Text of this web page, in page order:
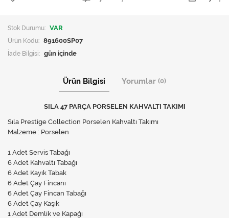
Stok Durumu: VAR
Ürün Kodu: 891600SP07
İade Bilgisi:
Ürün Bilgisi Yorumlar (0)
SILA 47 PARÇA PORSELEN KAHVALTI TAKIMI
Sıla Prestige Collection Porselen Kahvaltı Takımı
Malzeme : Porselen
1 Adet Servis Tabağı
6 Adet Kahvaltı Tabağı
6 Adet Kayık Tabak
6 Adet Çay Fincanı
6 Adet Çay Fincan Tabağı
6 Adet Çay Kaşık
1 Adet Demlik ve Kapağı